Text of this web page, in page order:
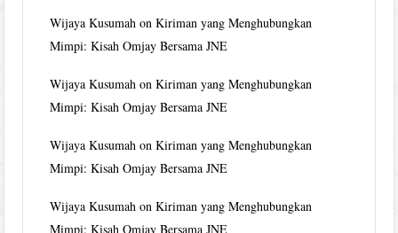
Wijaya Kusumah onKiriman yang Menghubungkan
Mimpi: Kisah Omjay Bersama JNE
Wijaya Kusumah onKiriman yang Menghubungkan
Mimpi: Kisah Omjay Bersama JNE
Wijaya Kusumah onKiriman yang Menghubungkan
Mimpi: Kisah Omjay Bersama JNE
Wijaya Kusumah onKiriman yang Menghubungkan
Mimpi: Kisah Omjay Bersama JNE